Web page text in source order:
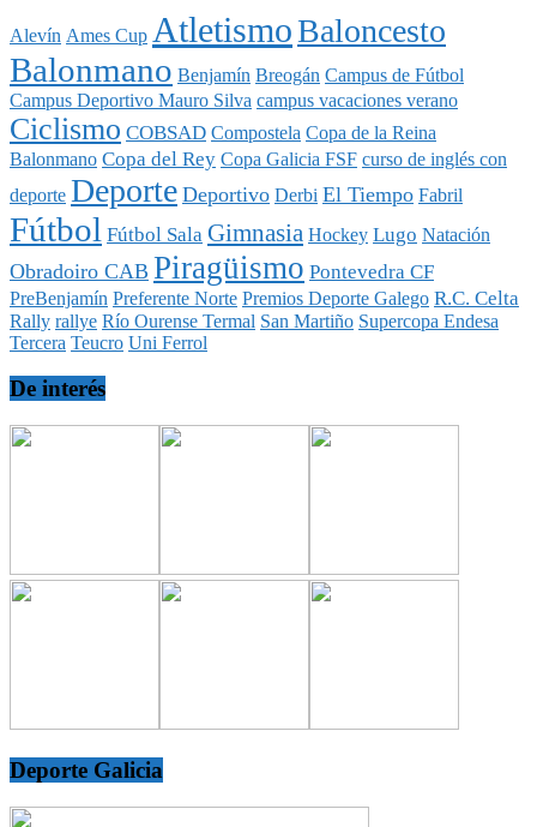
Alevín Ames Cup AtletismoBaloncesto
Balonmano Benjamín Breogán Campus de Fútbol
Campus Deportivo Mauro Silva campus vacaciones verano
Ciclismo COBSAD Compostela Copa de la Reina
Balonmano Copa del Rey Copa Galicia FSF curso de inglés con
deporte Deporte Deportivo Derbi El Tiempo Fabril
Fútbol Fútbol Sala Gimnasia Hockey Lugo Natación
Obradoiro CAB Piragüismo Pontevedra CF
PreBenjamín Preferente Norte Premios Deporte Galego R.C. Celta
Rally rallye Río Ourense Termal San Martiño Supercopa Endesa
Tercera Teucro Uni Ferrol
De interés
Deporte Galicia